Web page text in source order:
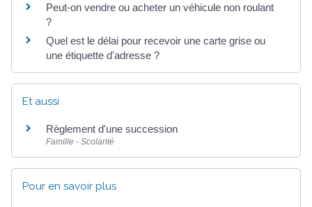
Peut-on vendre ou acheter un véhicule non roulant
?
Quel est le délai pour recevoir une carte grise ou
une étiquette d'adresse ?
Et aussi
Règlement d'une succession
Famille - Scolarité
Pour en savoir plus